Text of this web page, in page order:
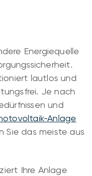
Energiequelle
lautlos und
Je nach
und
Anlage
Sie das meiste aus
Ihre Anlage